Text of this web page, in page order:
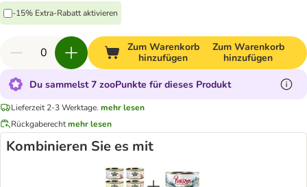
-15% Extra-Rabatt aktivieren
Zum Warenkorb
hinzufügen
Zum Warenkorb
hinzufügen
Du sammelst 7 zooPunkte für dieses Produkt
Lieferzeit 2-3 Werktage. mehr lesen
Rückgaberechtmehr lesen
Kombinieren Sie es mit